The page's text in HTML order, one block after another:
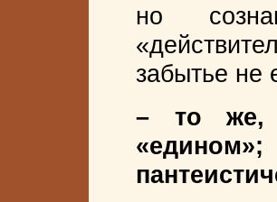
но
забытье не
– то же,